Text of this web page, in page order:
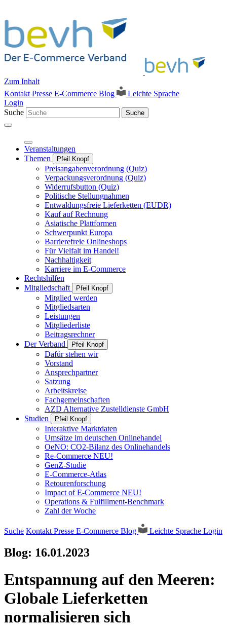
Zum Inhalt
Kontakt Presse E-Commerce Blog
Leichte Sprache
Login
Suche
Suche
Veranstaltungen
Themen
Pfeil Knopf
Preisangabenverordnung (Quiz)
Verpackungsverordnung (Quiz)
Widerrufsbutton (Quiz)
Politische Stellungnahmen
Entwaldungsfreie Lieferketten (EUDR)
Kauf auf Rechnung
Asiatische Plattformen
Schwerpunkt Europa
Barrierefreie Onlineshops
Für Vielfalt im Handel!
Nachhaltigkeit
Karriere im E-Commerce
Rechtshilfen
Mitgliedschaft
Pfeil Knopf
Mitglied werden
Mitgliedsarten
Leistungen
Mitgliederliste
Beitragsrechner
Der Verband
Pfeil Knopf
Dafür stehen wir
Vorstand
Ansprechpartner
Satzung
Arbeitskreise
Fachgemeinschaften
AZD Alternative Zustelldienste GmbH
Studien
Pfeil Knopf
Interaktive Marktdaten
Umsätze im deutschen Onlinehandel
OeNO: CO2-Bilanz des Onlinehandels
Re-Commerce NEU!
GenZ-Studie
E-Commerce-Atlas
Retourenforschung
Impact of E-Commerce NEU!
Operations & Fulfillment-Benchmark
Zahl der Woche
Suche Kontakt Presse E-Commerce Blog Leichte Sprache Login
Blog: 16.01.2023
Entspannung auf den Meeren:
Globale Lieferketten
normalisieren sich